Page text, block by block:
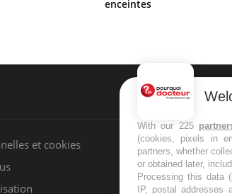
enceintes
et cookies
NEWSLETTER
Recevez toutes
infos santé
With our 225
(cookies, pixels in
partners, whether
or obtained later,
Processing this data
IP, postal addresses